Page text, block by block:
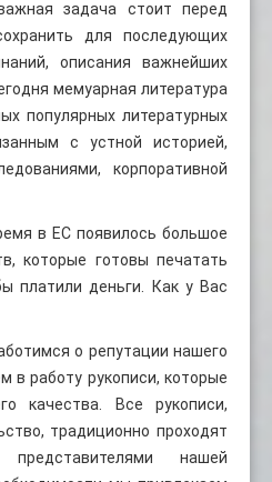
задача стоит перед
для последующих
описания важнейших
мемуарная литература
популярных литературных
с устной историей,
корпоративной
в ЕС появилось большое
которые готовы печатать
платили деньги. Как у Вас
о репутации нашего
в работу рукописи, которые
качества. Все рукописи,
традиционно проходят
нашей